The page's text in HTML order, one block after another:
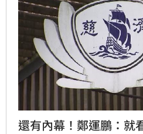
還有內幕！鄭運鵬：就